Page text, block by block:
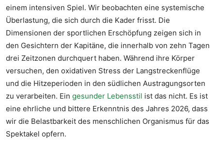
einem intensiven Spiel. Wir beobachten eine systemische
Überlastung, die sich durch die Kader frisst. Die
Dimensionen der sportlichen Erschöpfung zeigen sich in
den Gesichtern der Kapitäne, die innerhalb von zehn Tagen
drei Zeitzonen durchquert haben. Während ihre Körper
versuchen, den oxidativen Stress der Langstreckenflüge
und die Hitzeperioden in den südlichen Austragungsorten
zu verarbeiten. Ein gesunder Lebensstil ist das nicht. Es ist
eine ehrliche und bittere Erkenntnis des Jahres 2026, dass
wir die Belastbarkeit des menschlichen Organismus für das
Spektakel opfern.